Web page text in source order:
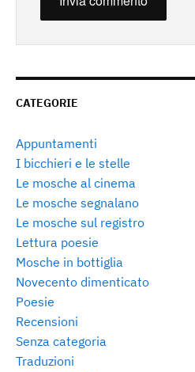
CATEGORIE
Appuntamenti
I bicchieri e le stelle
Le mosche al cinema
Le mosche segnalano
Le mosche sul registro
Lettura poesie
Mosche in bottiglia
Novecento dimenticato
Poesie
Recensioni
Senza categoria
Traduzioni